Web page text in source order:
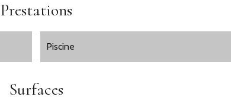
Prestations
Piscine
Surfaces